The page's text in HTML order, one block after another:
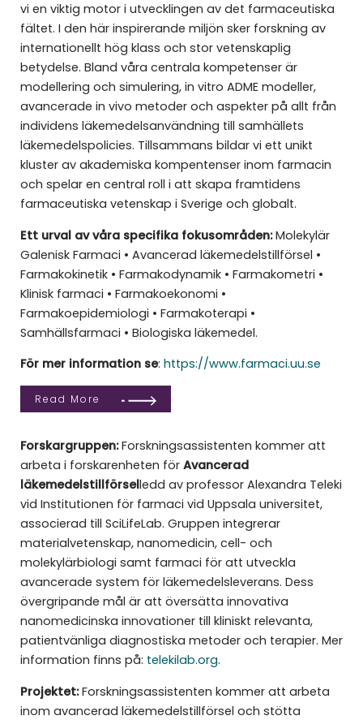
vi en viktig motor i utvecklingen av det farmaceutiska
fältet. I den här inspirerande miljön sker forskning av
internationellt hög klass och stor vetenskaplig
betydelse. Bland våra centrala kompetenser är
modellering och simulering, in vitro ADME modeller,
avancerade in vivo metoder och aspekter på allt från
individens läkemedelsanvändning till samhällets
läkemedelspolicies. Tillsammans bildar vi ett unikt
kluster av akademiska kompentenser inom farmacin
och spelar en central roll i att skapa framtidens
farmaceutiska vetenskap i Sverige och globalt.
Ett urval av våra specifika fokusområden:Molekylär
Galenisk Farmaci • Avancerad läkemedelstillförsel •
Farmakokinetik • Farmakodynamik • Farmakometri •
Klinisk farmaci • Farmakoekonomi •
Farmakoepidemiologi • Farmakoterapi •
Samhällsfarmaci • Biologiska läkemedel.
För mer information se: https://www.farmaci.uu.se
Read More
Forskargruppen:Forskningsassistenten kommer att
arbeta i forskarenheten för Avancerad
läkemedelstillförselledd av professor Alexandra Teleki
vid Institutionen för farmaci vid Uppsala universitet,
associerad till SciLifeLab. Gruppen integrerar
materialvetenskap, nanomedicin, cell- och
molekylärbiologi samt farmaci för att utveckla
avancerade system för läkemedelsleverans. Dess
övergripande mål är att översätta innovativa
nanomedicinska innovationer till kliniskt relevanta,
patientvänliga diagnostiska metoder och terapier. Mer
information finns på: telekilab.org.
Projektet:Forskningsassistenten kommer att arbeta
inom avancerad läkemedelstillförsel och stötta